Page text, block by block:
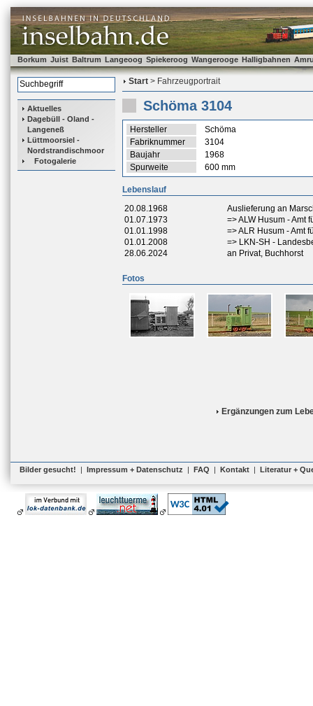
Borkum Juist Baltrum Langeoog Spiekeroog Wangerooge Halligbahnen
Aktuelles
Dagebüll - Oland -
Langeneß
Lüttmoorsiel -
Nordstrandischmoor
Fotogalerie
Start > Fahrzeugportrait
Schöma 3104
Hersteller
Schöma
Fabriknummer
3104
Baujahr
1968
Spurweite
600 mm
Lebenslauf
20.08.1968
Auslieferung an
01.07.1973
=> ALW Husum - Amt
01.01.1998
=> ALR Husum - Amt
01.01.2008
=> LKN-SH -
28.06.2024
an Privat, Buchhorst
Fotos
Ergänzungen zum
Bilder gesucht! | Impressum + Datenschutz | FAQ | Kontakt | Literatur +